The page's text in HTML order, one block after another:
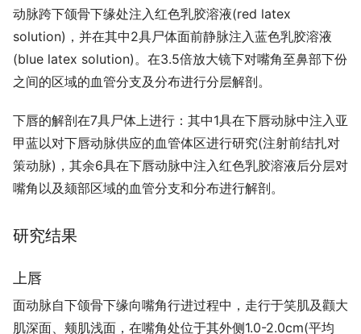
动脉跨下颌骨下缘处注入红色乳胶溶液(red latex
solution)，并在其中2具尸体面前静脉注入蓝色乳胶溶液
(blue latex solution)。在3.5倍放大镜下对嘴角至鼻部下份
之间的区域的血管分支及分布进行分层解剖。
下唇的解剖在7具尸体上进行：其中1具在下唇动脉中注入亚
甲蓝以对下唇动脉供应的血管体区进行研究(注射前结扎对
策动脉)，其余6具在下唇动脉中注入红色乳胶溶液后分层对
嘴角以及颏部区域的血管分支和分布进行解剖。
研究结果
上唇
面动脉自下颌骨下缘向嘴角行进过程中，走行于笑肌及颧大
肌深面、颊肌浅面，在嘴角处位于其外侧1.0-2.0cm(平均